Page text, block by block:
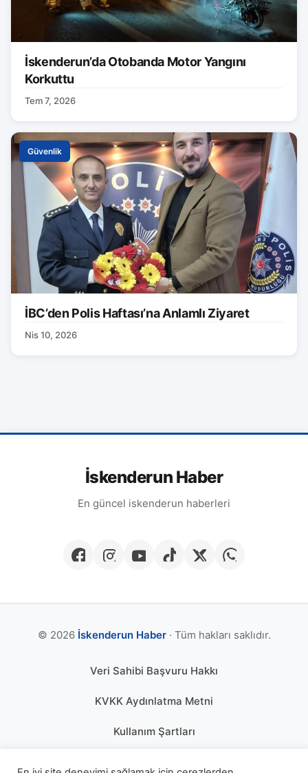
İskenderun’da Otobanda Motor Yangını
Korkuttu
Tem 7, 2026
Güvenlik
İBC’den Polis Haftası’na Anlamlı Ziyaret
Nis 10, 2026
İskenderun Haber
En güncel iskenderun haberleri
© 2026 İskenderun Haber· Tüm hakları saklıdır.
Veri Sahibi Başvuru Hakkı
KVKK Aydınlatma Metni
Kullanım Şartları